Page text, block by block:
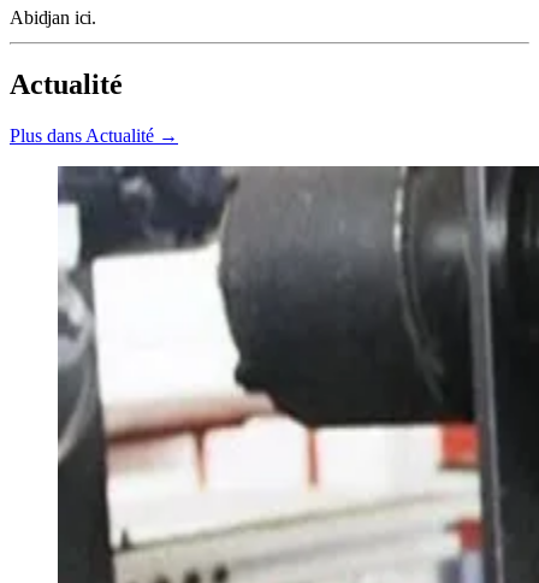
Abidjan ici.
Actualité
Plus dans Actualité →